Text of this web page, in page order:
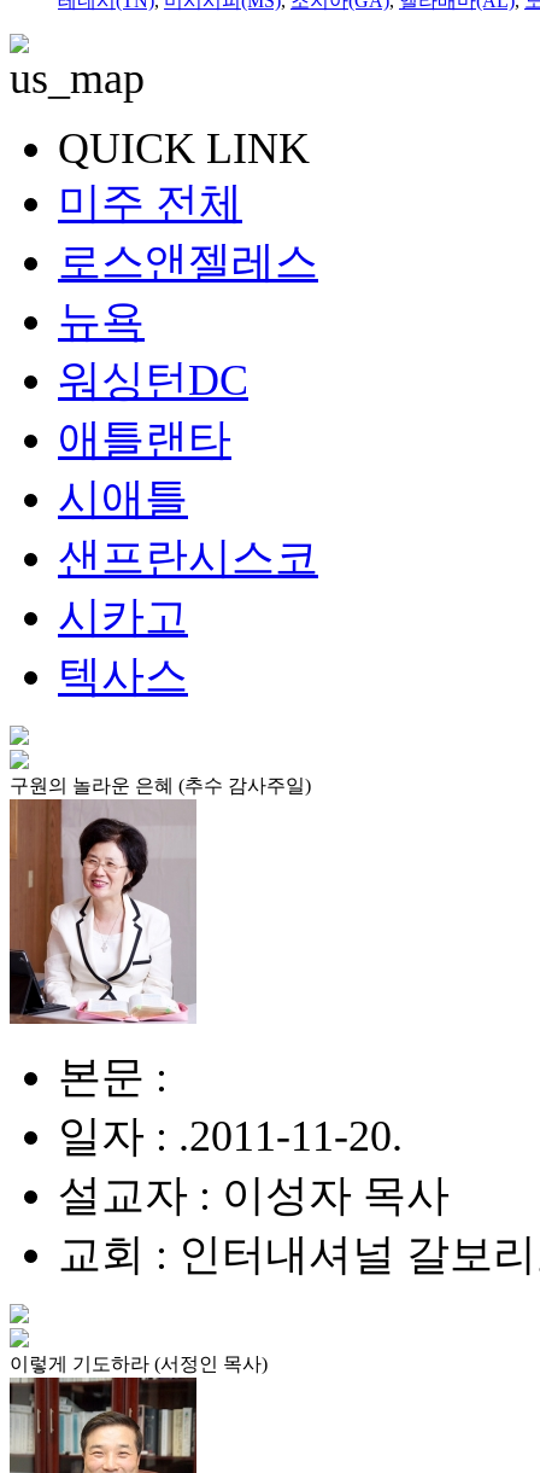
QUICK LINK
미주 전체
로스앤젤레스
뉴욕
워싱턴DC
애틀랜타
시애틀
샌프란시스코
시카고
텍사스
구원의 놀라운 은혜 (추수 감사주일)
본문 :
일자 : .2011-11-20.
설교자 : 이성자 목사
교회 : 인터내셔널 갈보
이렇게 기도하라 (서정인 목사)